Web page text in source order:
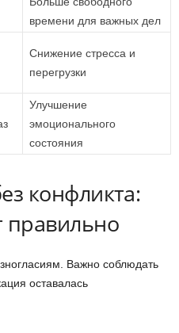
времени для важных дел
Снижение стресса и
перегрузки
Улучшение
эмоционального
состояния
конфликта:
правильно
Важно соблюдать
оставалась